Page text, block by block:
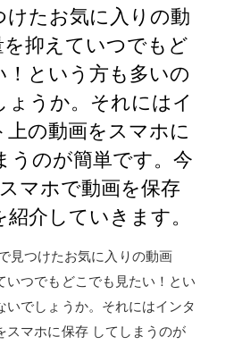
けたお気に入りの動
抑えていつでもど
！という方も多いの
うか。それにはイ
上の動画をスマホに
うのが簡単です。今
マホで動画を保存
介していきます。
見つけたお気に入りの動画
いつでもどこでも見たい！とい
いでしょうか。それにはインタ
スマホに保存 してしまうのが